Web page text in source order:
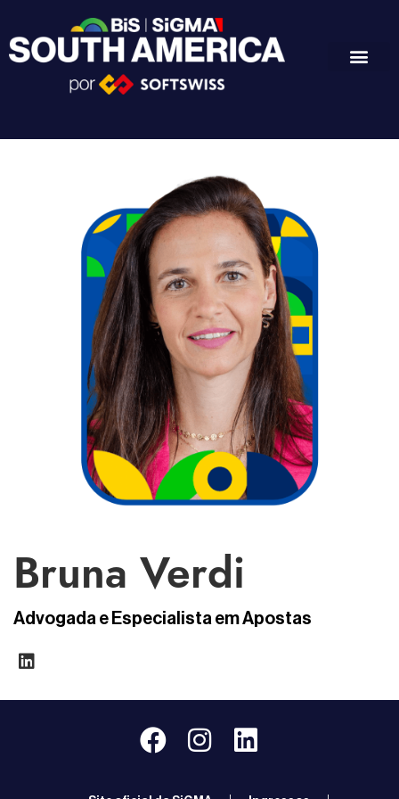
Bruna Verdi
Advogada e Especialista em Apostas